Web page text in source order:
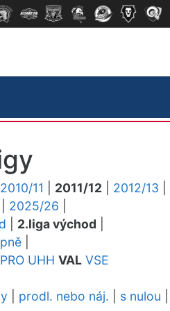
2010/11 2011/12 2012/13
2025/26
2.liga východ
PRO UHH VAL VSE
prodl. nebo náj. s nulou